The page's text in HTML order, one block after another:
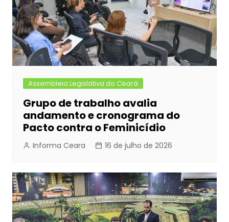
Assembleia Legislativa do Ceará
Grupo de trabalho avalia
andamento e cronograma do
Pacto contra o Feminicídio
Informa Ceara 16 de julho de 2026